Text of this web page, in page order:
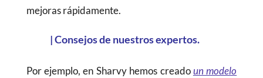
mejoras rápidamente.
|Consejos de nuestros expertos.
Por ejemplo, en Sharvy hemos creadoun modelo